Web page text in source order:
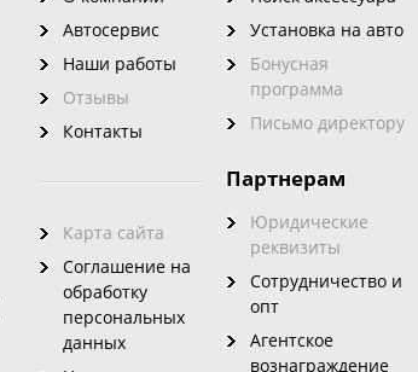
Автосервис
Наши работы
Отзывы
Контакты
Карта сайта
Соглашение на
обработку
персональных
данных
Установка на авто
Бонусная
программа
Письмо директору
Партнерам
Юридические
реквизиты
Сотрудничество и
опт
Агентское
вознаграждение